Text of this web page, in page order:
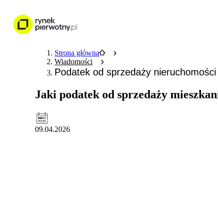
Nieruchomości
Strona główna
Wiadomości
Podatek od sprzedaży nieruchomości
Jaki podatek od sprzedaży
09.04.2026